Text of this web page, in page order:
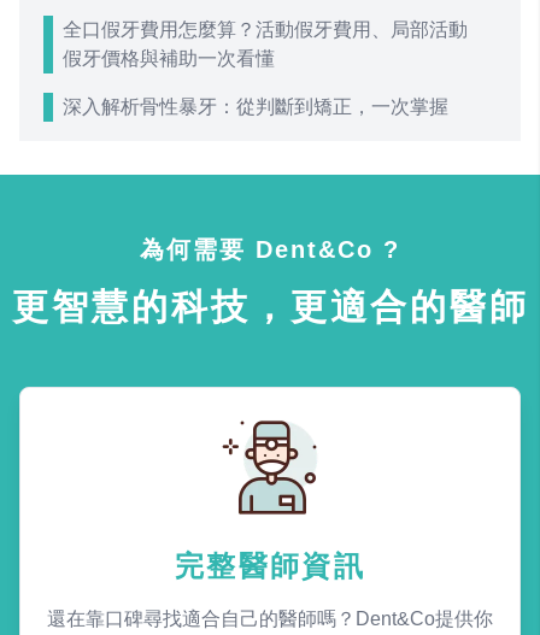
全口假牙費用怎麼算？活動假牙費用、局部活動
假牙價格與補助一次看懂
深入解析骨性暴牙：從判斷到矯正，一次掌握
為何需要 Dent&Co ?
更智慧的科技，更適合的醫師
完整醫師資訊
還在靠口碑尋找適合自己的醫師嗎？Dent&Co提供你